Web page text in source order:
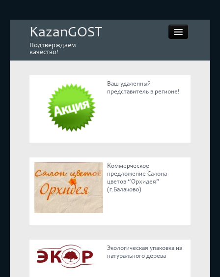
KazanGOST
Подтверждаем
качество!
Контрольная закупка
Дегустации. Экспертиза
Экспертное мнение
Корпоративные блоги
Предложения
Ваш удаленный
представитель в регионе!
Коммерческое
предложение Салона
цветов “Орхидея”
(г.Балаково)
Экологическая упаковка из
натурального дерева